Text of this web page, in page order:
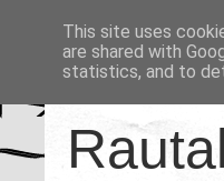
This site uses
are shared with
statistics, and to